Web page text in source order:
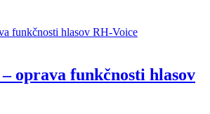
funkčnosti hlasov RH-Voice
oprava funkčnosti hlasov